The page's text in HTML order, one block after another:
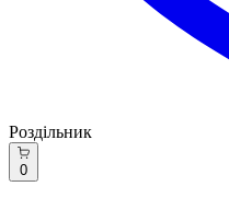
Роздільник
0